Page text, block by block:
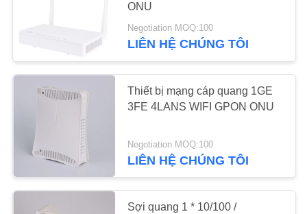
LIÊN
CHÚNG
YÊU
CẦU
BÁO
ONU băng tần kép
EPON OLT
ONU
Negotiation MOQ:100
LIÊN HỆ CHÚNG TÔI
Thiết bị mạng cáp quang 1GE
3FE 4LANS WIFI GPON ONU
Negotiation MOQ:100
LIÊN HỆ CHÚNG TÔI
Sợi quang 1 * 10/100 /